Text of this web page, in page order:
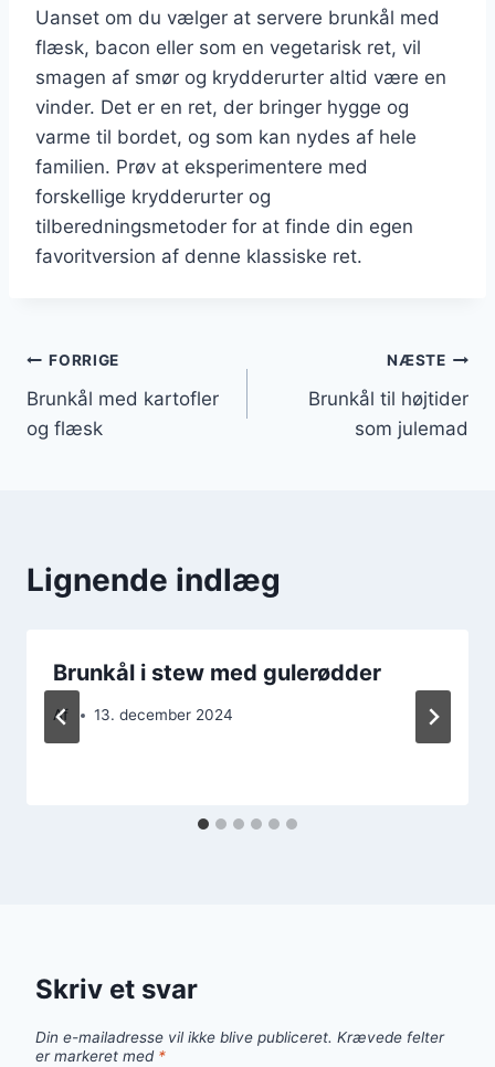
Uanset om du vælger at servere brunkål med
flæsk, bacon eller som en vegetarisk ret, vil
smagen af smør og krydderurter altid være en
vinder. Det er en ret, der bringer hygge og
varme til bordet, og som kan nydes af hele
familien. Prøv at eksperimentere med
forskellige krydderurter og
tilberedningsmetoder for at finde din egen
favoritversion af denne klassiske ret.
Indlægsnavigation
FORRIGE
Brunkål med kartofler
og flæsk
NÆSTE
Brunkål til højtider
som julemad
Lignende indlæg
Brunkål i stew med gulerødder
Af 13. december 2024
Skriv et svar
Din e-mailadresse vil ikke blive publiceret. Krævede felter
er markeret med *